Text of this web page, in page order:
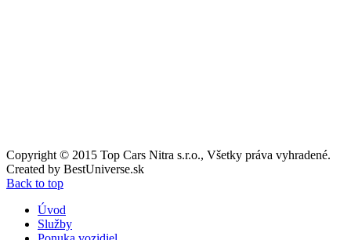
Copyright © 2015 Top Cars Nitra s.r.o., Všetky práva vyhradené.
Created by BestUniverse.sk
Back to top
Úvod
Služby